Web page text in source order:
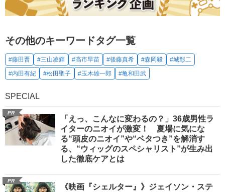
その他のキーワードタグ一覧
#藤田晋 #三山凌輝 #高市早苗 #後藤真希 #森岡毅
#城彰二
#内田有紀
#松田聖子 #玉木雄一郎 #亀和田武
SPECIAL
PR
「えっ、こんなに変わるの？」36歳男性ラ
イターのニオイが激変！ 夏場に気にな
る“頭皮のニオイ”や“ベタつき”を解消す
る、“ウィッグのスペシャリスト”が生み出
した徹底ケアとは
PR
《映画『シェルター』》ジェイソン・ステ